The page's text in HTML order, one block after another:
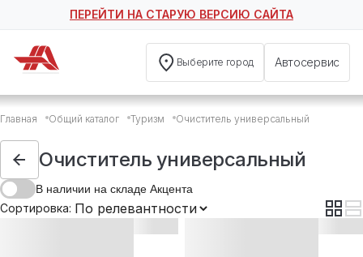
ПЕРЕЙТИ НА СТАРУЮ ВЕРСИЮ САЙТА
Выберите город Автосервис
Очиститель универсальный
Очиститель универсальный для барбекю, решеток-
Главная Общий каталог Туризм Очиститель универсальный
Очиститель универсальный
В наличии на складе Акцента
Сортировка: